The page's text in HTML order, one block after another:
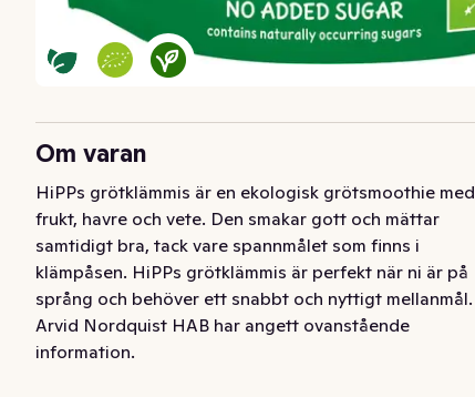
Om varan
HiPPs grötklämmis är en ekologisk grötsmoothie med
frukt, havre och vete. Den smakar gott och mättar
samtidigt bra, tack vare spannmålet som finns i
klämpåsen. HiPPs grötklämmis är perfekt när ni är på
språng och behöver ett snabbt och nyttigt mellanmål.
Arvid Nordquist HAB har angett ovanstående
information.